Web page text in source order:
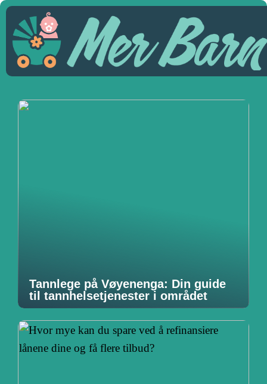
Tannlege på Vøyenenga: Din guide
til tannhelsetjenester i området